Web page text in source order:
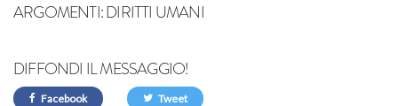
ARGOMENTI:DIRITTI UMANI
DIFFONDI IL MESSAGGIO!
Facebook Tweet